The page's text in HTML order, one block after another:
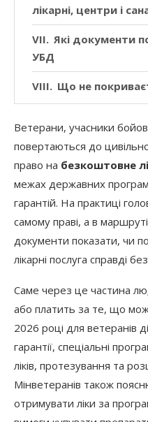
лікарні, центри і
Які документи
УБД
Що не
захистити право
Короткий
році
Ветерани, учасники
повертаються до
право на безкоштовне
межах державних
гарантій. На практиці
самому праві, а в
документи показати, чи
лікарні послуга справді
Саме через це частина
або платить за те, що
2026 році для ветеранів
гарантії, спеціальні
ліків, протезування та
Мінветеранів також
отримувати ліки за